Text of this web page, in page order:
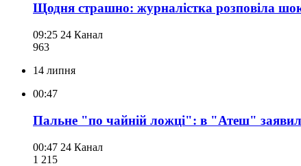
Щодня страшно: журналістка розповіла
09:25 24 Канал
963
14 липня
00:47
Пальне "по чайній ложці": в "Атеш"
00:47 24 Канал
1 215